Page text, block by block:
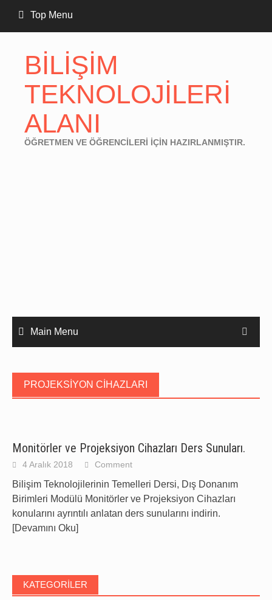
content
Top Menu
BİLİŞİM
TEKNOLOJİLERİ
ALANI
ÖĞRETMEN VE ÖĞRENCİLERİ İÇİN HAZIRLANMIŞTIR.
Main Menu
PROJEKSIYON CIHAZLARI
Monitörler ve Projeksiyon Cihazları Ders Sunuları.
4 Aralık 2018 Comment
Bilişim Teknolojilerinin Temelleri Dersi, Dış Donanım
Birimleri Modülü Monitörler ve Projeksiyon Cihazları
konularını ayrıntılı anlatan ders sunularını indirin.
[Devamını Oku]
KATEGORILER